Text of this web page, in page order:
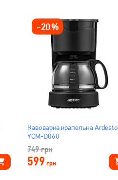
-20%
Кавоварка крапельна Ardesto
YCM-D060
749грн
599 грн